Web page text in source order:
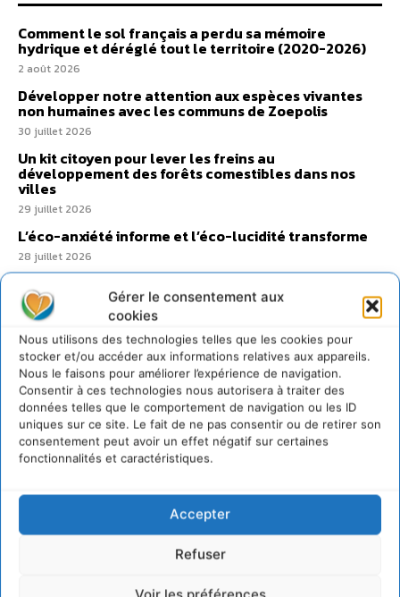
Gérer le consentement aux
cookies
Nous utilisons des technologies telles que les cookies pour
stocker et/ou accéder aux informations relatives aux appareils.
Nous le faisons pour améliorer l’expérience de navigation.
Consentir à ces technologies nous autorisera à traiter des
données telles que le comportement de navigation ou les ID
uniques sur ce site. Le fait de ne pas consentir ou de retirer son
consentement peut avoir un effet négatif sur certaines
fonctionnalités et caractéristiques.
Accepter
Refuser
Comment le sol français a perdu sa mémoire
hydrique et déréglé tout le territoire (2020-2026)
2 août 2026
Développer notre attention aux espèces vivantes
non humaines avec les communs de Zoepolis
30 juillet 2026
Un kit citoyen pour lever les freins au
développement des forêts comestibles dans nos
villes
29 juillet 2026
L’éco-anxiété informe et l’éco-lucidité transforme
28 juillet 2026
adaptées au changement climatique
27 juillet 2026